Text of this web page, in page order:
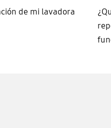
de mi lavadora